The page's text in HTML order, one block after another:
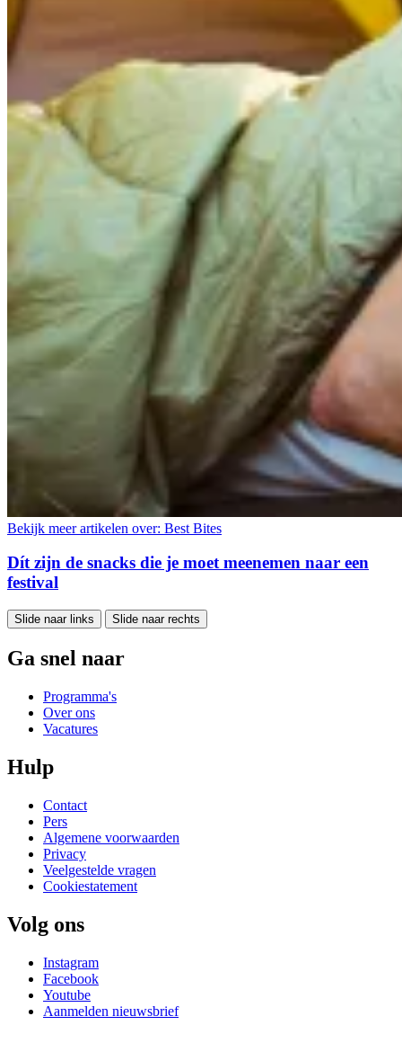
Bekijk meer artikelen over: Best Bites
Dít zijn de snacks die je moet meenemen naar een
festival
Slide naar links Slide naar rechts
Ga snel naar
Programma's
Over ons
Vacatures
Hulp
Contact
Pers
Algemene voorwaarden
Privacy
Veelgestelde vragen
Cookiestatement
Volg ons
Instagram
Facebook
Youtube
Aanmelden nieuwsbrief